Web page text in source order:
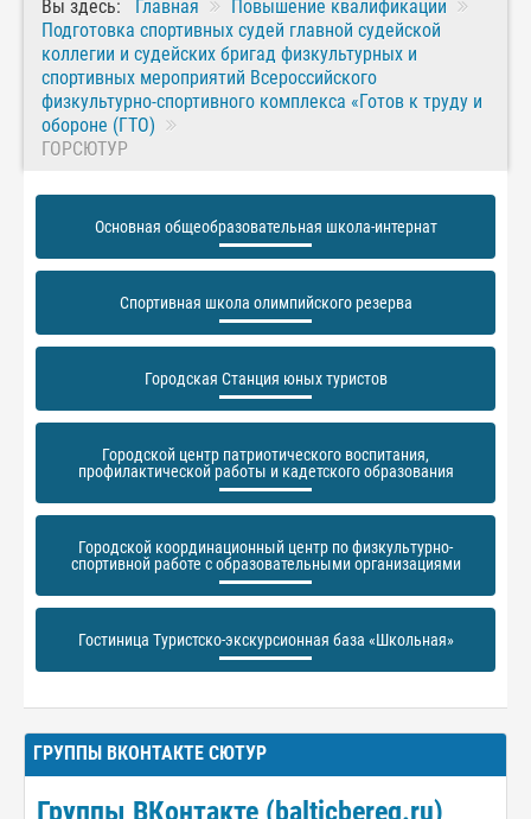
Вы здесь: Главная
Повышение квалификации
Подготовка спортивных судей главной судейской
коллегии и судейских бригад физкультурных и
спортивных мероприятий Всероссийского
физкультурно-спортивного комплекса «Готов к труду и
обороне (ГТО)
ГОРСЮТУР
Основная общеобразовательная школа-интернат
Спортивная школа олимпийского резерва
Городская Станция юных туристов
Городской центр патриотического воспитания,
профилактической работы и кадетского образования
Городской координационный центр по физкультурно-
спортивной работе с образовательными организациями
Гостиница Туристско-экскурсионная база «Школьная»
ГРУППЫ ВКОНТАКТЕ СЮТУР
Группы ВКонтакте (balticbereg.ru)